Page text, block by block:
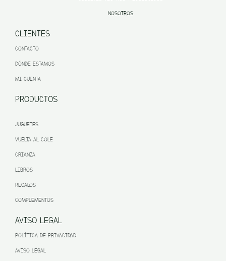
NOSOTROS
CLIENTES
CONTACTO
DÓNDE ESTAMOS
MI CUENTA
PRODUCTOS
JUGUETES
VUELTA AL COLE
CRIANZA
LIBROS
REGALOS
COMPLEMENTOS
AVISO LEGAL
POLÍTICA DE PRIVACIDAD
AVISO LEGAL